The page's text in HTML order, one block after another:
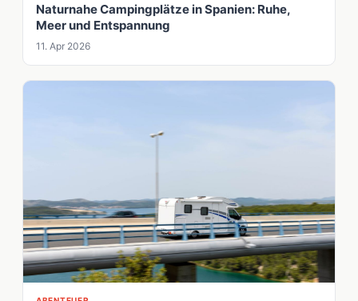
Naturnahe Campingplätze in Spanien: Ruhe,
Meer und Entspannung
11. Apr 2026